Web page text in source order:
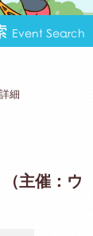
Event Search
細
主催：ウ